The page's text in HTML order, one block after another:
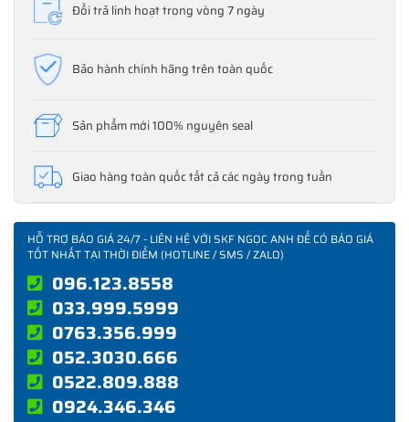
Đổi trả linh hoạt trong vòng 7 ngày
Bảo hành chính hãng trên toàn quốc
Sản phẩm mới 100% nguyên seal
Giao hàng toàn quốc tất cả các ngày trong tuần
HỖ TRỢ BÁO GIÁ 24/7 - LIÊN HỆ VỚI SKF NGỌC ANH ĐỂ CÓ BÁO GIÁ
TỐT NHẤT TẠI THỜI ĐIỂM (HOTLINE / SMS / ZALO)
096.123.8558
033.999.5999
0763.356.999
052.3030.666
0522.809.888
0924.346.346